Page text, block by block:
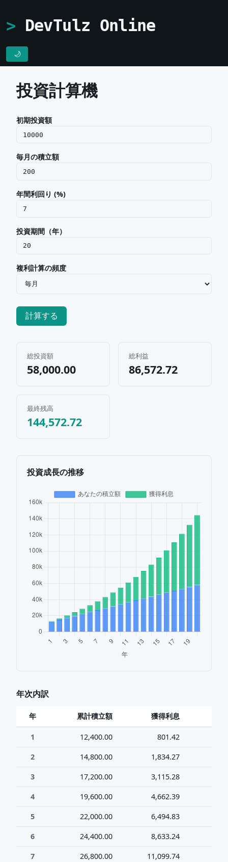
DevTulz Online
🌙
投資計算機
初期投資額
毎月の積立額
年間利回り (%)
投資期間（年）
複利計算の頻度
計算する
総投資額
58,000.00
総利益
86,572.72
最終残高
144,572.72
投資成長の推移
年次内訳
年 累計積立額 獲得利息
1 12,400.00 801.42
2 14,800.00 1,834.27
3 17,200.00 3,115.28
4 19,600.00 4,662.39
5 22,000.00 6,494.83
6 24,400.00 8,633.24
7 26,800.00 11,099.74